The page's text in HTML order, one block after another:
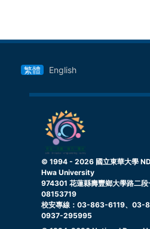
繁體 English
© 1994 - 2026 國立東華大學
Hwa University
974301 花蓮縣壽豐鄉大學路二段
08153719
校安專線：03-863-6119、03-
0937-295995